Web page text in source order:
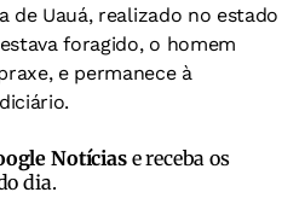
de Uauá, realizado no estado
foragido, o homem
e permanece à
Notíciase receba os
dia.